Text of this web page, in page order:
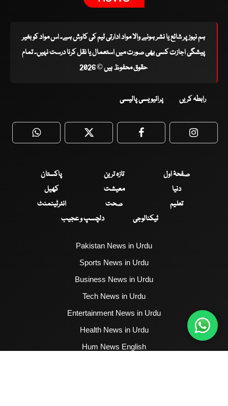
ہم نیوز پر شائع یا نشر ہونے والا مواد ادارتی ٹیم کی کاوش ہے۔ اس مواد کو بغیر
پیشگی اجازت کسی بھی صورت میں استعمال یا نقل کرنا درست نہیں۔ تمام
حقوق محفوظ ہیں © 2026
رابطہ کریں پرائیویسی پالیسی
WhatsApp Twitter Facebook
صفحۂ اول تازہ ترین
پاکستان
دنیا
معیشت
کھیل
تعلیم
صحت
انٹرٹینمنٹ
ٹیکنالوجی
دلچسپ و عجیب
Pakistan News in Urdu
Sports News in Urdu
Business News in Urdu
Tech News in Urdu
Entertainment News in Urdu
Health News in Urdu
Hum News English